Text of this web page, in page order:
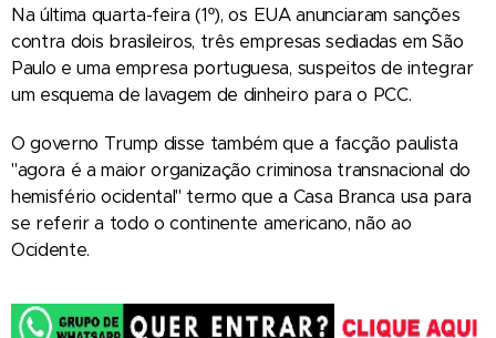
Na última quarta-feira (1º), os EUA anunciaram sanções
contra dois brasileiros, três empresas sediadas em São
Paulo e uma empresa portuguesa, suspeitos de integrar
um esquema de lavagem de dinheiro para o PCC.
O governo Trump disse também que a facção paulista
"agora é a maior organização criminosa transnacional do
hemisfério ocidental" termo que a Casa Branca usa para
se referir a todo o continente americano, não ao
Ocidente.